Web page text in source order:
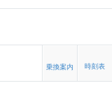
乗換案内 時刻表